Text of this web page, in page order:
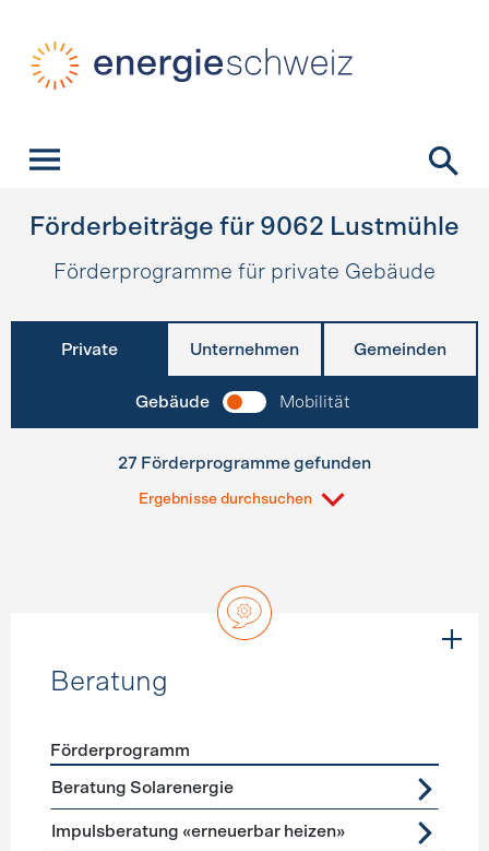
Förderbeiträge für 9062 Lustmühle
Förderprogramme für private Gebäude
Private Unternehmen Gemeinden
Gebäude Mobilität
27 Förderprogramme gefunden
Ergebnisse durchsuchen
Beratung
Förderprogramme Beratung
Förderprogramm
Beratung Solarenergie
Impulsberatung «erneuerbar heizen»